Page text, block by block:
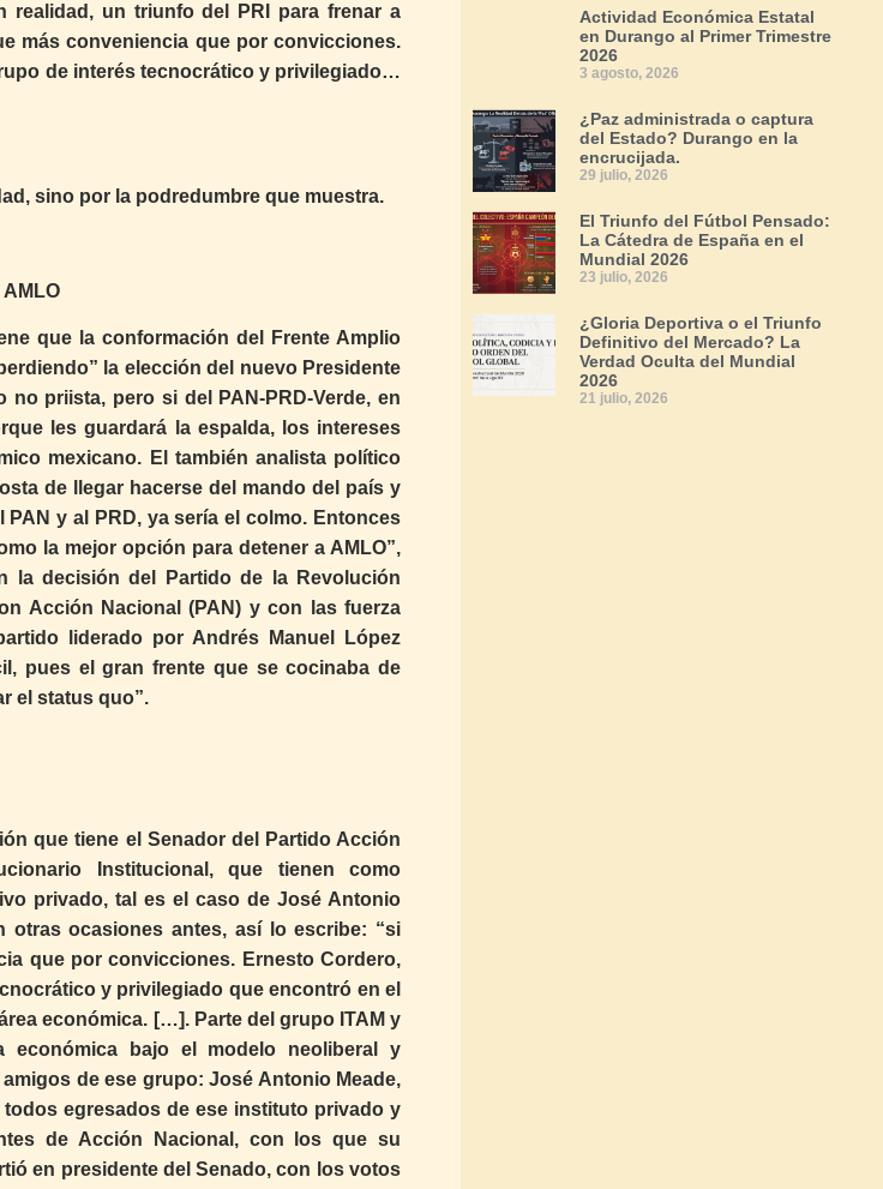
realidad, un triunfo del PRI para frenar a
más conveniencia que por convicciones.
de interés tecnocrático y privilegiado…
sino por la podredumbre que muestra.
que la conformación del Frente Amplio
la elección del nuevo Presidente
priista, pero si del PAN-PRD-Verde, en
les guardará la espalda, los intereses
mexicano. El también analista político
de llegar hacerse del mando del país y
y al PRD, ya sería el colmo. Entonces
la mejor opción para detener a AMLO”,
la decisión del Partido de la Revolución
Acción Nacional (PAN) y con las fuerza
liderado por Andrés Manuel López
pues el gran frente que se cocinaba de
el status quo”.
que tiene el Senador del Partido Acción
Institucional, que tienen como
privado, tal es el caso de José Antonio
otras ocasiones antes, así lo escribe: “si
que por convicciones. Ernesto Cordero,
y privilegiado que encontró en el
económica. […]. Parte del grupo ITAM y
económica bajo el modelo neoliberal y
de ese grupo: José Antonio Meade,
egresados de ese instituto privado y
de Acción Nacional, con los que su
en presidente del Senado, con los votos
Actividad Económica Estatal
en Durango al Primer Trimestre
2026
3 agosto, 2026
¿Paz administrada o captura
del Estado? Durango en la
encrucijada.
29 julio, 2026
El Triunfo del Fútbol Pensado:
La Cátedra de España en el
Mundial 2026
23 julio, 2026
¿Gloria Deportiva o el Triunfo
Definitivo del Mercado? La
Verdad Oculta del Mundial
2026
21 julio, 2026